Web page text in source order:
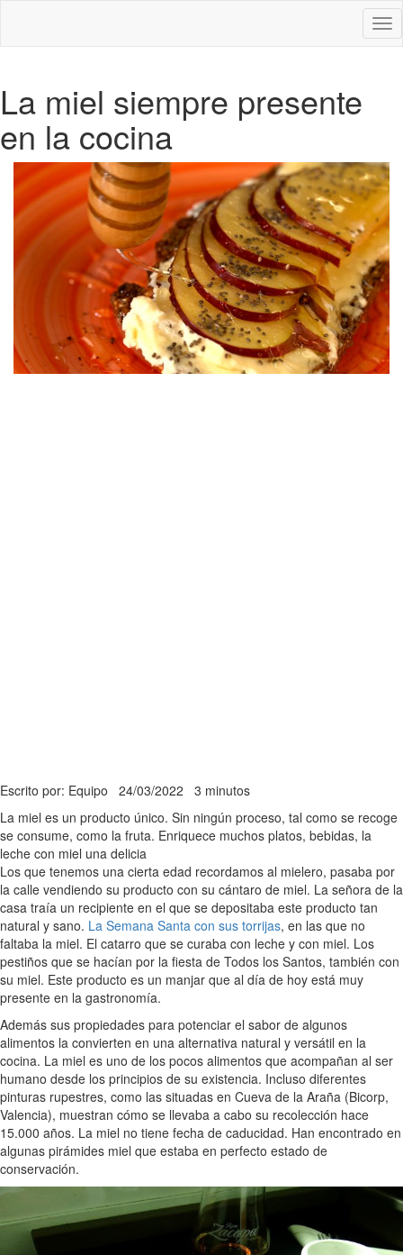
La miel siempre presente
en la cocina
Escrito por: Equipo 24/03/2022 3 minutos
La miel es un producto único. Sin ningún proceso, tal como se recoge
se consume, como la fruta. Enriquece muchos platos, bebidas, la
leche con miel una delicia
Los que tenemos una cierta edad recordamos al mielero, pasaba por
la calle vendiendo su producto con su cántaro de miel. La señora de la
casa traía un recipiente en el que se depositaba este producto tan
natural y sano. La Semana Santa con sus torrijas, en las que no
faltaba la miel. El catarro que se curaba con leche y con miel. Los
pestiños que se hacían por la fiesta de Todos los Santos, también con
su miel. Este producto es un manjar que al día de hoy está muy
presente en la gastronomía.
Además sus propiedades para potenciar el sabor de algunos
alimentos la convierten en una alternativa natural y versátil en la
cocina. La miel es uno de los pocos alimentos que acompañan al ser
humano desde los principios de su existencia. Incluso diferentes
pinturas rupestres, como las situadas en Cueva de la Araña (Bicorp,
Valencia), muestran cómo se llevaba a cabo su recolección hace
15.000 años. La miel no tiene fecha de caducidad. Han encontrado en
algunas pirámides miel que estaba en perfecto estado de
conservación.